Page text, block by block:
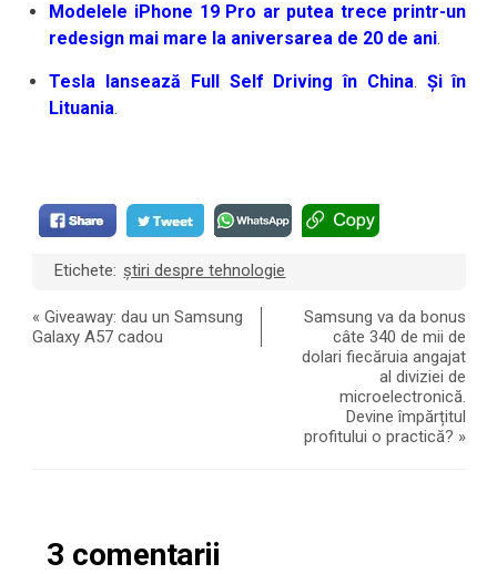
Modelele iPhone 19 Pro ar putea trece printr-un
redesign mai mare la aniversarea de 20 de ani.
Tesla lansează Full Self Driving în China. Și în
Lituania.
Etichete: știri despre tehnologie
«Giveaway: dau un Samsung
Galaxy A57 cadou
Samsung va da bonus
câte 340 de mii de
dolari fiecăruia angajat
al diviziei de
microelectronică.
Devine împărțitul
profitului o practică? »
3 comentarii